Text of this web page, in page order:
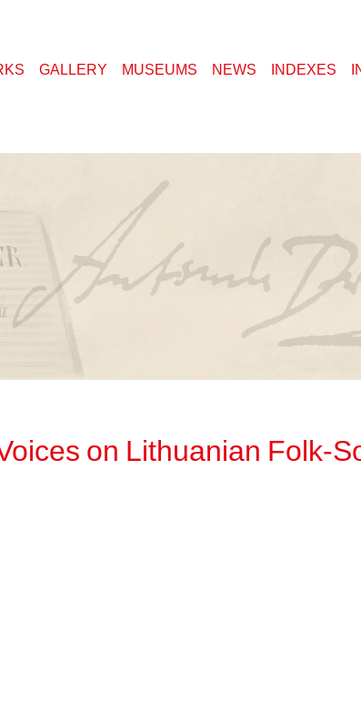
GALLERY MUSEUMS NEWS INDEXES
on Lithuanian Folk-